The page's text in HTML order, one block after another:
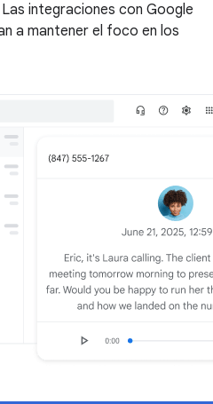
integraciones con Google
a mantener el foco en los